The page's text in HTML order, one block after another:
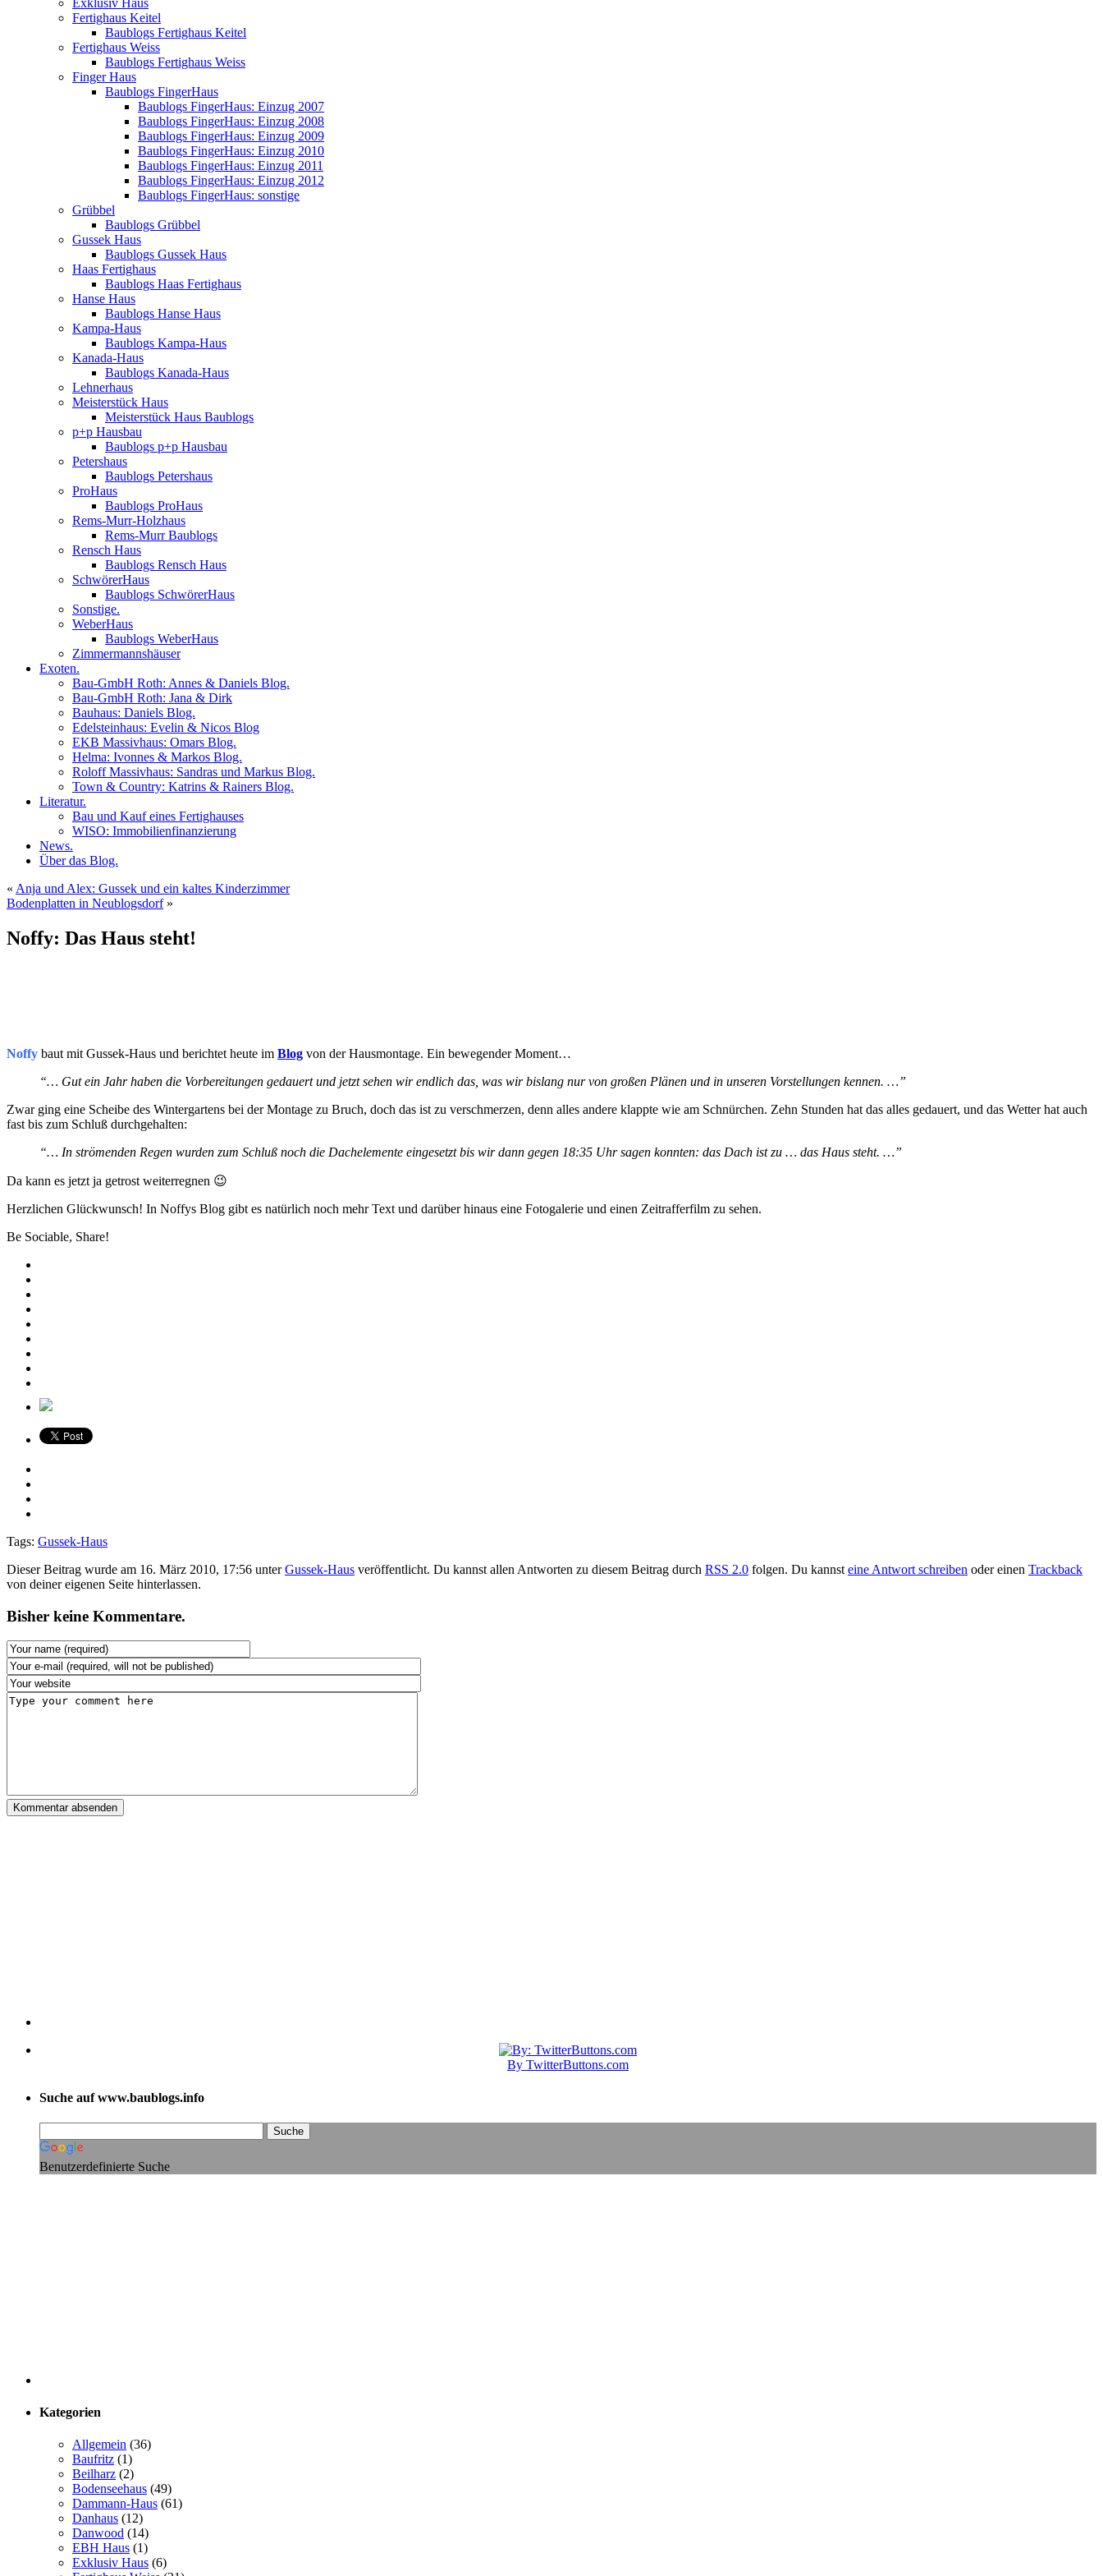
Exklusiv Haus
Fertighaus Keitel
Baublogs Fertighaus Keitel
Fertighaus Weiss
Baublogs Fertighaus Weiss
Finger Haus
Baublogs FingerHaus
Baublogs FingerHaus: Einzug 2007
Baublogs FingerHaus: Einzug 2008
Baublogs FingerHaus: Einzug 2009
Baublogs FingerHaus: Einzug 2010
Baublogs FingerHaus: Einzug 2011
Baublogs FingerHaus: Einzug 2012
Baublogs FingerHaus: sonstige
Grübbel
Baublogs Grübbel
Gussek Haus
Baublogs Gussek Haus
Haas Fertighaus
Baublogs Haas Fertighaus
Hanse Haus
Baublogs Hanse Haus
Kampa-Haus
Baublogs Kampa-Haus
Kanada-Haus
Baublogs Kanada-Haus
Lehnerhaus
Meisterstück Haus
Meisterstück Haus Baublogs
p+p Hausbau
Baublogs p+p Hausbau
Petershaus
Baublogs Petershaus
ProHaus
Baublogs ProHaus
Rems-Murr-Holzhaus
Rems-Murr Baublogs
Rensch Haus
Baublogs Rensch Haus
SchwörerHaus
Baublogs SchwörerHaus
Sonstige.
WeberHaus
Baublogs WeberHaus
Zimmermannshäuser
Exoten.
Bau-GmbH Roth: Annes & Daniels Blog.
Bau-GmbH Roth: Jana & Dirk
Bauhaus: Daniels Blog.
Edelsteinhaus: Evelin & Nicos Blog
EKB Massivhaus: Omars Blog.
Helma: Ivonnes & Markos Blog.
Roloff Massivhaus: Sandras und Markus Blog.
Town & Country: Katrins & Rainers Blog.
Literatur.
Bau und Kauf eines Fertighauses
WISO: Immobilienfinanzierung
News.
Über das Blog.
« Anja und Alex: Gussek und ein kaltes Kinderzimmer
Bodenplatten in Neublogsdorf»
Noffy: Das Haus steht!
Noffy baut mit Gussek-Haus und berichtet heute im Blog von der Hausmontage. Ein bewegender Moment…
“… Gut ein Jahr haben die Vorbereitungen gedauert und jetzt sehen wir endlich das, was wir bislang nur von großen Plänen und in unseren Vorstellungen kennen. …”
Zwar ging eine Scheibe des Wintergartens bei der Montage zu Bruch, doch das ist zu verschmerzen, denn alles andere klappte wie am Schnürchen. Zehn Stunden hat das alles gedauert, und das Wetter hat auch
fast bis zum Schluß durchgehalten:
“… In strömenden Regen wurden zum Schluß noch die Dachelemente eingesetzt bis wir dann gegen 18:35 Uhr sagen konnten: das Dach ist zu … das Haus steht. …”
Da kann es jetzt ja getrost weiterregnen 😉
Herzlichen Glückwunsch! In Noffys Blog gibt es natürlich noch mehr Text und darüber hinaus eine Fotogalerie und einen Zeitrafferfilm zu sehen.
Be Sociable, Share!
Tags: Gussek-Haus
Dieser Beitrag wurde am 16. März 2010, 17:56 unterGussek-Haus veröffentlicht. Du kannst allen Antworten zu diesem Beitrag durch RSS 2.0 folgen. Du kannst eine Antwort schreiben oder einen Trackback
von deiner eigenen Seite hinterlassen.
Bisher keine Kommentare.
By TwitterButtons.com
Suche auf www.baublogs.info
Benutzerdefinierte Suche
Kategorien
Allgemein (36)
Baufritz (1)
Beilharz (2)
Bodenseehaus (49)
Dammann-Haus (61)
Danhaus (12)
Danwood (14)
EBH Haus (1)
Exklusiv Haus (6)